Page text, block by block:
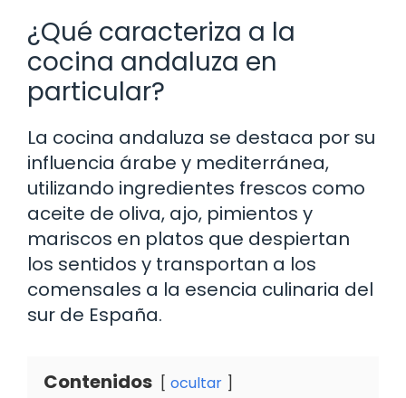
¿Qué caracteriza a la
cocina andaluza en
particular?
La cocina andaluza se destaca por su
influencia árabe y mediterránea,
utilizando ingredientes frescos como
aceite de oliva, ajo, pimientos y
mariscos en platos que despiertan
los sentidos y transportan a los
comensales a la esencia culinaria del
sur de España.
Contenidos ocultar